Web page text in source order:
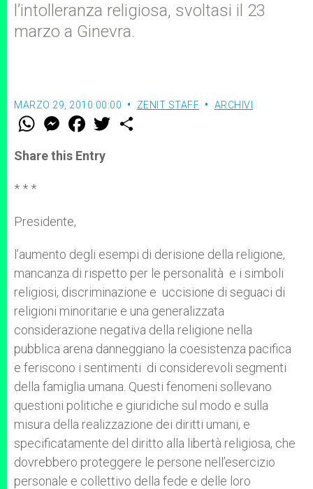
l’intolleranza religiosa, svoltasi il 23
marzo a Ginevra.
MARZO 29, 2010 00:00 ZENIT STAFF ARCHIVI
W
t
s
M
e
s
e
F
a
e
b
w
Share this Entry
* * *
Presidente,
l’aumento degli esempi di derisione della religione,
mancanza di rispetto per le personalità e i simboli
religiosi, discriminazione e uccisione di seguaci di
religioni minoritarie e una generalizzata
considerazione negativa della religione nella
pubblica arena danneggiano la coesistenza pacifica
e feriscono i sentimenti di considerevoli segmenti
della famiglia umana. Questi fenomeni sollevano
questioni politiche e giuridiche sul modo e sulla
misura della realizzazione dei diritti umani, e
specificatamente del diritto alla libertà religiosa, che
dovrebbero proteggere le persone nell’esercizio
personale e collettivo della fede e delle loro